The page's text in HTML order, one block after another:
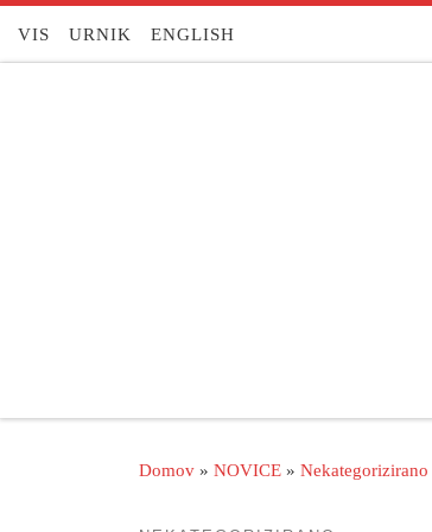
Skoči na vsebino
VIS URNIK ENGLISH
Domov » NOVICE » Nekategorizirano